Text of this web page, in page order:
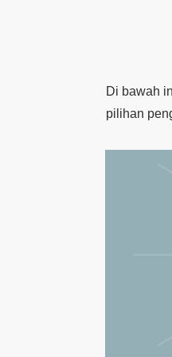
Di bawah
pilihan